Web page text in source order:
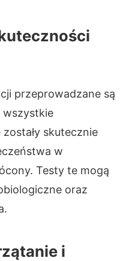
przeprowadzane są
wszystkie
skutecznie
w
Testy te mogą
oraz
i